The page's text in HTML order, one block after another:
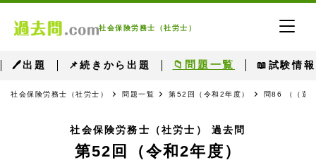
社会保険労務士（社労士）
🖊出題 📌続きから出題 📁問題一覧 📖試験情報
社会保険労務士（社労士） 問題一覧 第52回（令和2年度） 問86 （（選
社会保険労務士（社労士） 過去問
第52回（令和2年度）